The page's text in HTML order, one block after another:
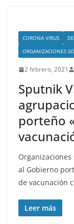
CORONA VIRUS
ORGANIZACIONES
2 febrero, 2021
Sputnik
porteño
al Gobierno
de vacunación
Leer más